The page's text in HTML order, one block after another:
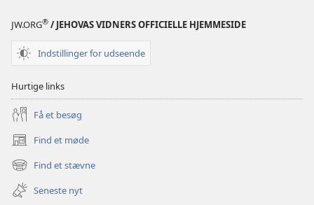
JW.ORG® / JEHOVAS VIDNERS OFFICIELLE HJEMMESIDE
Indstillinger for udseende
Hurtige links
Få et besøg
Find et møde
(åbner
nyt
vindue)
Find et stævne
(åbner
nyt
vindue)
Seneste nyt